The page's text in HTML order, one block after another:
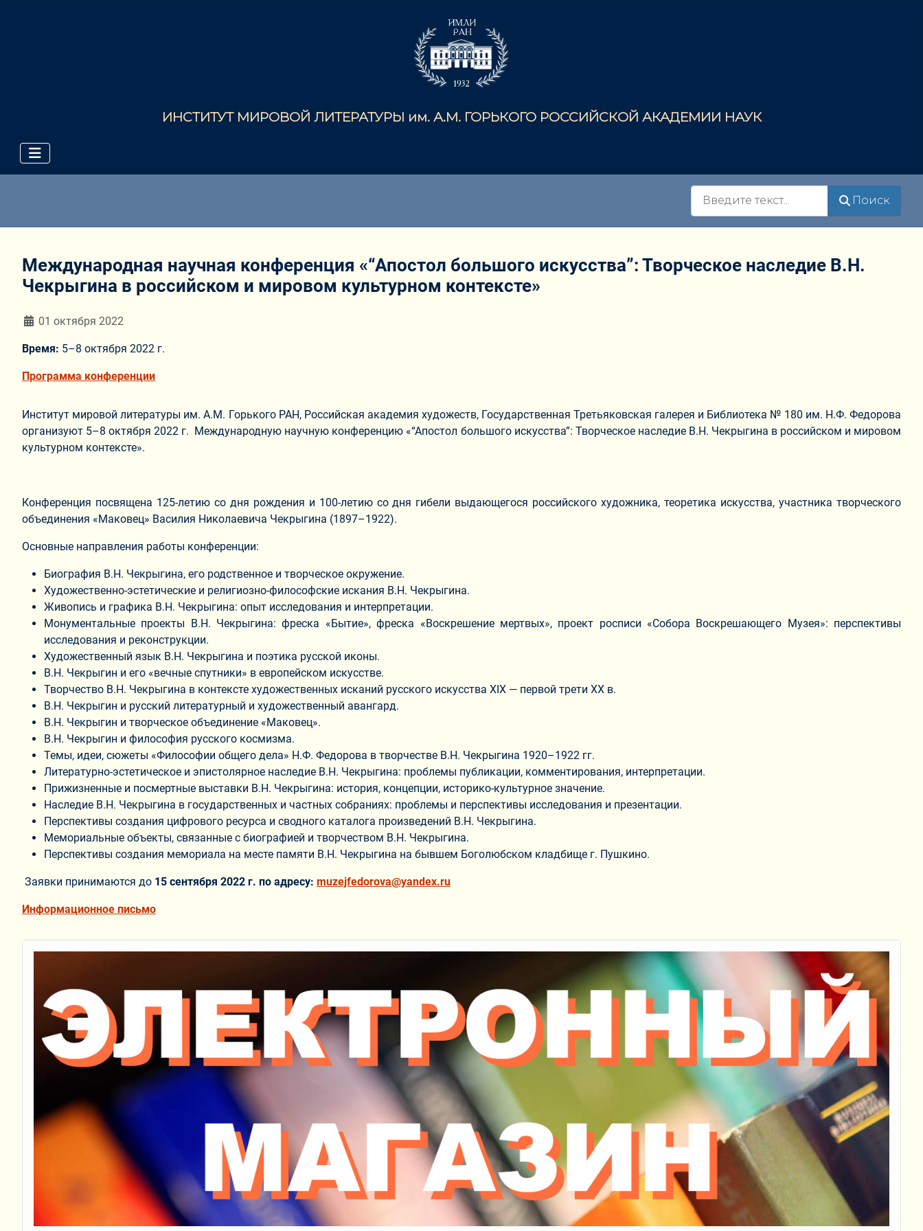
ИНСТИТУТ МИРОВОЙ ЛИТЕРАТУРЫ им. А.М. ГОРЬКОГО РОССИЙСКОЙ АКАДЕМИИ НАУК
Поиск
Международная научная конференция «“Апостол большого искусства”: Творческое наследие В.Н.
Чекрыгина в российском и мировом культурном контексте»
Информация о материале
01 октября 2022
Время: 5–8 октября 2022 г.
Программа конференции
Институт мировой литературы им. А.М. Горького РАН, Российская академия художеств, Государственная Третьяковская галерея и Библиотека № 180 им. Н.Ф. Федорова
организуют 5–8 октября 2022 г. Международную научную конференцию «“Апостол большого искусства”: Творческое наследие В.Н. Чекрыгина в российском и мировом
культурном контексте».
Конференция посвящена 125-летию со дня рождения и 100-летию со дня гибели выдающегося российского художника, теоретика искусства, участника творческого
объединения «Маковец» Василия Николаевича Чекрыгина (1897–1922).
Основные направления работы конференции:
Биография В.Н. Чекрыгина, его родственное и творческое окружение.
Художественно-эстетические и религиозно-философские искания В.Н. Чекрыгина.
Живопись и графика В.Н. Чекрыгина: опыт исследования и интерпретации.
Монументальные проекты В.Н. Чекрыгина: фреска «Бытие», фреска «Воскрешение мертвых», проект росписи «Собора Воскрешающего Музея»: перспективы
исследования и реконструкции.
Художественный язык В.Н. Чекрыгина и поэтика русской иконы.
В.Н. Чекрыгин и его «вечные спутники» в европейском искусстве.
Творчество В.Н. Чекрыгина в контексте художественных исканий русского искусства XIX — первой трети XX в.
В.Н. Чекрыгин и русский литературный и художественный авангард.
В.Н. Чекрыгин и творческое объединение «Маковец».
В.Н. Чекрыгин и философия русского космизма.
Темы, идеи, сюжеты «Философии общего дела» Н.Ф. Федорова в творчестве В.Н. Чекрыгина 1920–1922 гг.
Литературно-эстетическое и эпистолярное наследие В.Н. Чекрыгина: проблемы публикации, комментирования, интерпретации.
Прижизненные и посмертные выставки В.Н. Чекрыгина: история, концепции, историко-культурное значение.
Наследие В.Н. Чекрыгина в государственных и частных собраниях: проблемы и перспективы исследования и презентации.
Перспективы создания цифрового ресурса и сводного каталога произведений В.Н. Чекрыгина.
Мемориальные объекты, связанные с биографией и творчеством В.Н. Чекрыгина.
Перспективы создания мемориала на месте памяти В.Н. Чекрыгина на бывшем Боголюбском кладбище г. Пушкино.
Заявки принимаются до 15 сентября 2022 г. по адресу: muzejfedorova@yandex.ru
Информационное письмо